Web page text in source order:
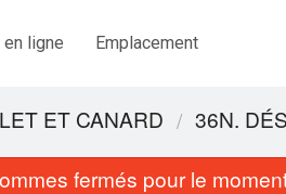
en ligne Emplacement
ET CANARD 36N.
fermés pour le